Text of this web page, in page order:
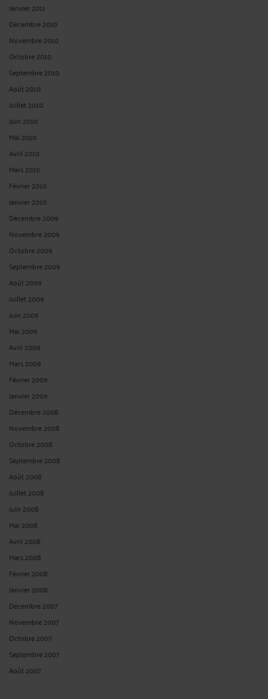
Janvier 2011
Décembre 2010
Novembre 2010
Octobre 2010
Septembre 2010
Août 2010
Juillet 2010
Juin 2010
Mai 2010
Avril 2010
Mars 2010
Février 2010
Janvier 2010
Décembre 2009
Novembre 2009
Octobre 2009
Septembre 2009
Août 2009
Juillet 2009
Juin 2009
Mai 2009
Avril 2009
Mars 2009
Février 2009
Janvier 2009
Décembre 2008
Novembre 2008
Octobre 2008
Septembre 2008
Août 2008
Juillet 2008
Juin 2008
Mai 2008
Avril 2008
Mars 2008
Février 2008
Janvier 2008
Décembre 2007
Novembre 2007
Octobre 2007
Septembre 2007
Août 2007